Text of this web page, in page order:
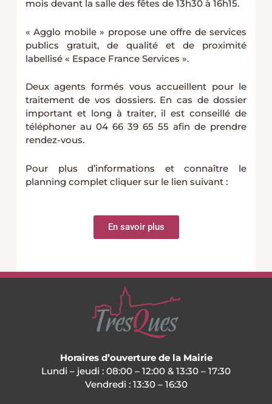
mois devant la salle des fêtes de 13h30 à 16h15.
« Agglo mobile » propose une offre de services
publics gratuit, de qualité et de proximité
labellisé « Espace France Services ».
Deux agents formés vous accueillent pour le
traitement de vos dossiers. En cas de dossier
important et long à traiter, il est conseillé de
téléphoner au 04 66 39 65 55 afin de prendre
rendez-vous.
Pour plus d’informations et connaître le
planning complet cliquer sur le lien suivant :
En savoir plus
Horaires d’ouverture de la Mairie
Lundi – jeudi : 08:00 – 12:00 & 13:30 – 17:30
Vendredi : 13:30 – 16:30